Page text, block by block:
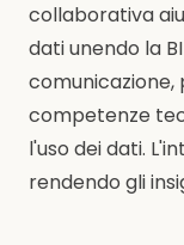
collaborativa
dati unendo la
competenze
l'uso dei dati.
rendendo gli